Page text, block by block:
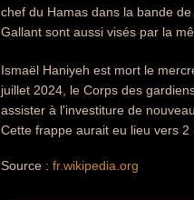
chef du Hamas dans la bande
Gallant sont aussi visés par la
Ismaël Haniyeh est mort le
juillet 2024, le Corps des
assister à l'investiture de
Cette frappe aurait eu lieu vers
Source : fr.wikipedia.org